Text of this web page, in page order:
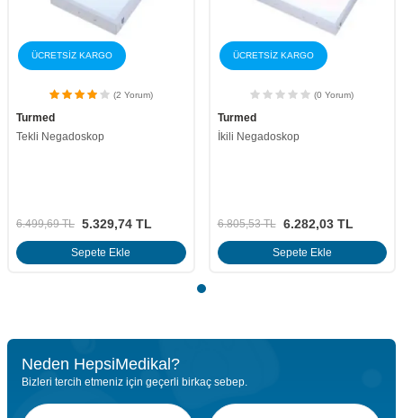
ÜCRETSİZ KARGO
(2 Yorum)
Turmed
Tekli Negadoskop
6.499,69TL 5.329,74 TL
Sepete Ekle
ÜCRETSİZ KARGO
(0 Yorum)
Turmed
İkili Negadoskop
6.805,53TL 6.282,03TL
Sepete Ekle
Neden HepsiMedikal?
Bizleri tercih etmeniz için geçerli birkaç sebep.